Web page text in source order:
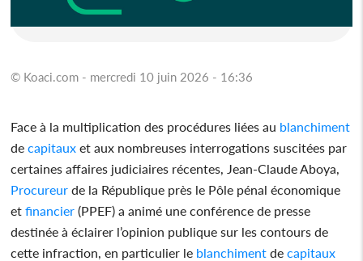
© Koaci.com - mercredi 10 juin 2026 - 16:36
Face à la multiplication des procédures liées au blanchiment
de capitaux et aux nombreuses interrogations suscitées par
certaines affaires judiciaires récentes, Jean-Claude Aboya,
Procureur de la République près le Pôle pénal économique
et financier (PPEF) a animé une conférence de presse
destinée à éclairer l’opinion publique sur les contours de
cette infraction, en particulier le blanchiment de capitaux